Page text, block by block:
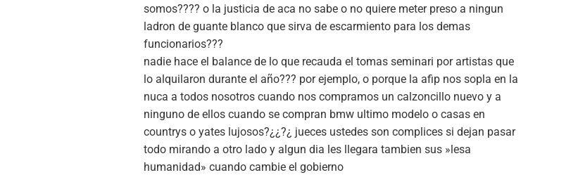
somos???? o la justicia de aca no sabe o no quiere meter preso a ningun
ladron de guante blanco que sirva de escarmiento para los demas
funcionarios???
nadie hace el balance de lo que recauda el tomas seminari por artistas que
lo alquilaron durante el año??? por ejemplo, o porque la afip nos sopla en la
nuca a todos nosotros cuando nos compramos un calzoncillo nuevo y a
ninguno de ellos cuando se compran bmw ultimo modelo o casas en
countrys o yates lujosos?¿¿?¿ jueces ustedes son complices si dejan pasar
todo mirando a otro lado y algun dia les llegara tambien sus »lesa
humanidad» cuando cambie el gobierno